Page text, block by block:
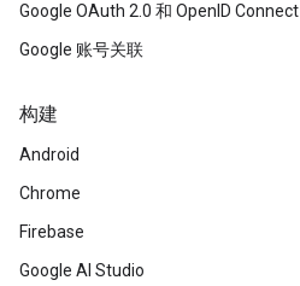
Google OAuth 2.0 和 OpenID Connect
Google 账号关联
构建
Android
Chrome
Firebase
Google AI Studio